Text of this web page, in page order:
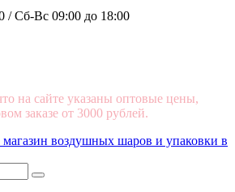
/Сб-Вс 09:00 до 18:00
на сайте указаны оптовые цены,
заказе от 3000 рублей.